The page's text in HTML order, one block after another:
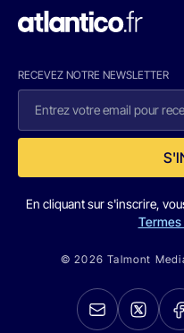
RECEVEZ NOTRE NEWSLETTER
En cliquant sur s'inscrire,
© 2026 Talmont